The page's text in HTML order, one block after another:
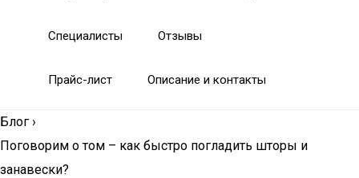
Специалисты Отзывы
Прайс-лист Описание и контакты
Блог ›
Поговорим о том – как быстро погладить шторы и
занавески?